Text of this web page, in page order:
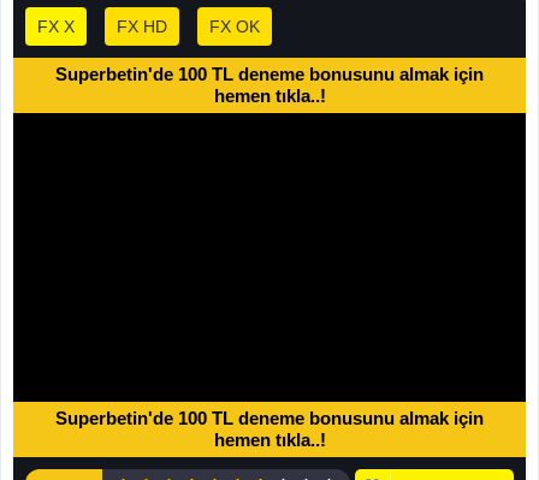
FX X FX HD FX OK
Superbetin'de 100 TL deneme bonusunu almak için
hemen tıkla..!
Superbetin'de 100 TL deneme bonusunu almak için
hemen tıkla..!